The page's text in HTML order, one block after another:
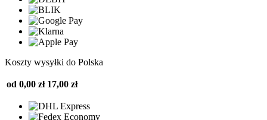
Koszty wysyłki do Polska
od 0,00 zł 17,00 zł